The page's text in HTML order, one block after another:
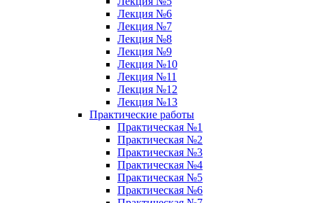
Лекция №6
Лекция №7
Лекция №8
Лекция №9
Лекция №10
Лекция №11
Лекция №12
Лекция №13
Практические работы
Практическая №1
Практическая №2
Практическая №3
Практическая №4
Практическая №5
Практическая №6